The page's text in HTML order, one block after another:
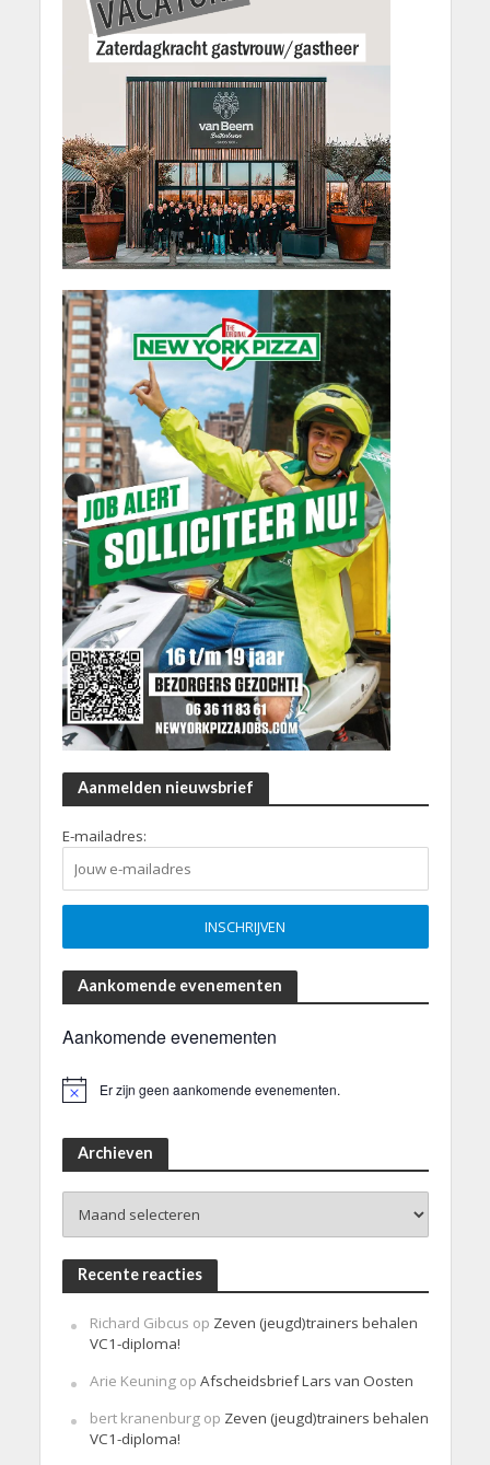
Aanmelden nieuwsbrief
E-mailadres:
Aankomende evenementen
Aankomende evenementen
Er zijn geen aankomende evenementen.
Archieven
Recente reacties
Richard Gibcus op Zeven (jeugd)trainers behalen
VC1-diploma!
Arie Keuningop Afscheidsbrief Lars van Oosten
bert kranenburgop Zeven (jeugd)trainers behalen
VC1-diploma!